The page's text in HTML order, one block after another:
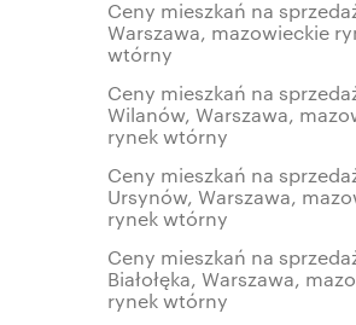
Ceny mieszkań na
Warszawa, mazowieckie
wtórny
Ceny mieszkań na
Wilanów, Warszawa,
rynek wtórny
Ceny mieszkań na
Ursynów, Warszawa,
rynek wtórny
Ceny mieszkań na
Białołęka, Warszawa,
rynek wtórny